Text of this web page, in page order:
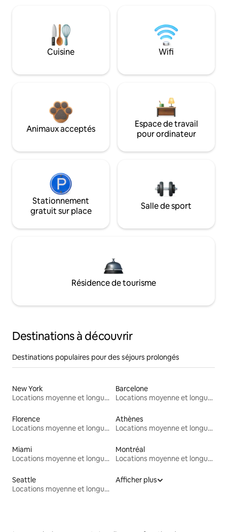
Cuisine Wifi
Animaux acceptés
Espace de travail
pour ordinateur
Stationnement
gratuit sur place
Salle de sport
Résidence de tourisme
Destinations à découvrir
Destinations populaires pour des séjours prolongés
New York
Locations moyenne et longue durée
Barcelone
Locations moyenne et longue durée
Florence
Locations moyenne et longue durée
Athènes
Locations moyenne et longue durée
Miami
Locations moyenne et longue durée
Montréal
Locations moyenne et longue durée
Seattle
Locations moyenne et longue durée
Afficher plus